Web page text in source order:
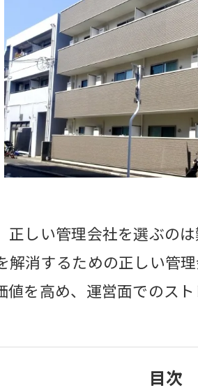
正しい管理会社を選ぶの
解消するための正しい管
を高め、運営面でのス
目次